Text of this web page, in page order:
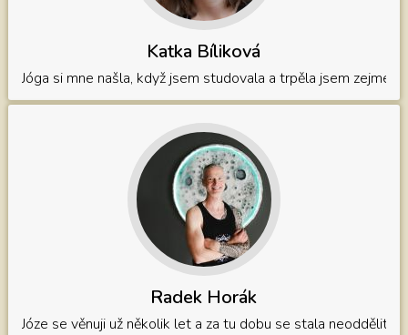
Katka Bíliková
Jóga si mne našla, když jsem studovala a trpěla jsem
Radek Horák
Józe se věnuji už několik let a za tu dobu se stala